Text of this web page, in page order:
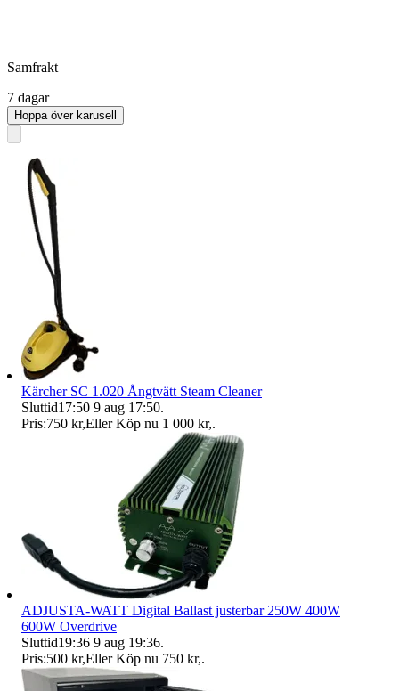
Samfrakt
7 dagar
Hoppa över karusell
Kärcher SC 1.020 Ångtvätt Steam Cleaner
Sluttid17:50 9 aug 17:50.
Pris:750 kr,Eller Köp nu 1 000 kr,.
ADJUSTA-WATT Digital Ballast justerbar 250W 400W
600W Overdrive
Sluttid19:36 9 aug 19:36.
Pris:500 kr,Eller Köp nu 750 kr,.